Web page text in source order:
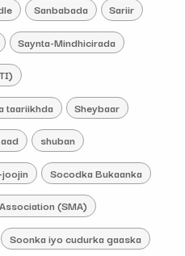
Sanbabada Sariir
Saynta-Mindhicirada
taariikhda Sheybaar
shuban
Socodka Bukaanka
(SMA)
Soonka iyo cudurka gaaska